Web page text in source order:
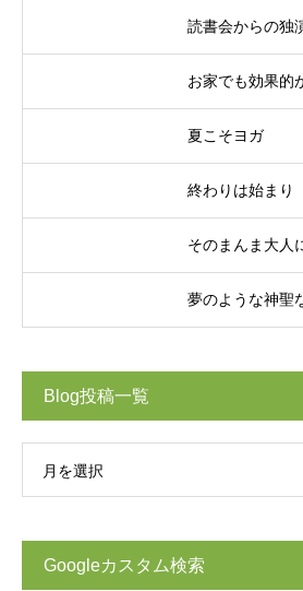
読書会からの独
お家でも効果的
夏こそヨガ
終わりは始まり
そのまんま大人
夢のような神聖
Blog投稿一覧
月を選択
Googleカスタム検索